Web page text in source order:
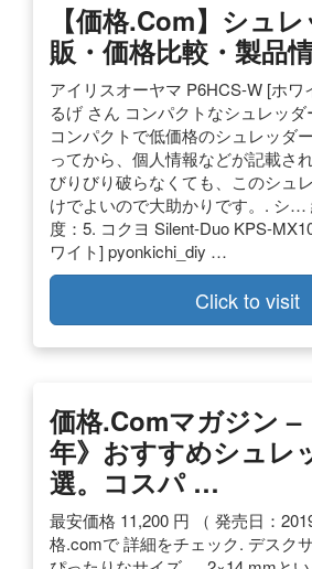
【価格.com】シュ
販・価格比較・製品
アイリスオーヤマ P6HCS-W [ホワ
るげ さん コンパクトなシュレッ
コンパクトで低価格のシュレッダ
ってから、個人情報などが記載さ
びりびり破らなくても、このシュ
けでよいので大助かりです。. シ…
度：5. コクヨ Silent-Duo KPS-
ワイト] pyonkichi_diy …
Click to visit
価格.comマガジン –
年》おすすめシュレ
選。コスパ …
最安価格 11,200 円 （ 発売日：
格.comで 詳細をチェック. デスク